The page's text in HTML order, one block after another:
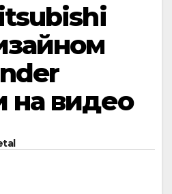
на видео